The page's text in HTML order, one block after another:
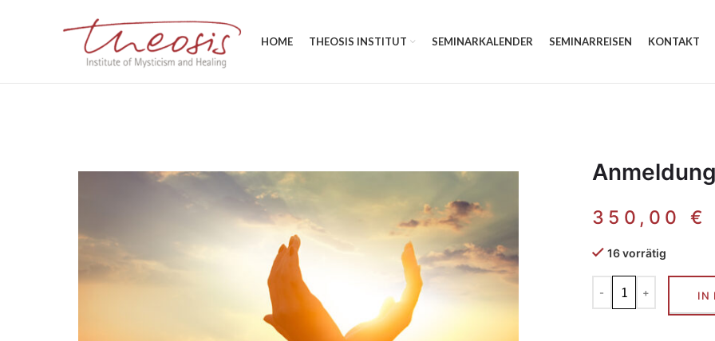
HOME THEOSIS INSTITUT SEMINARKALENDER SEMINARREISEN KONTAKT
350,00 €
16 vorrätig
IN